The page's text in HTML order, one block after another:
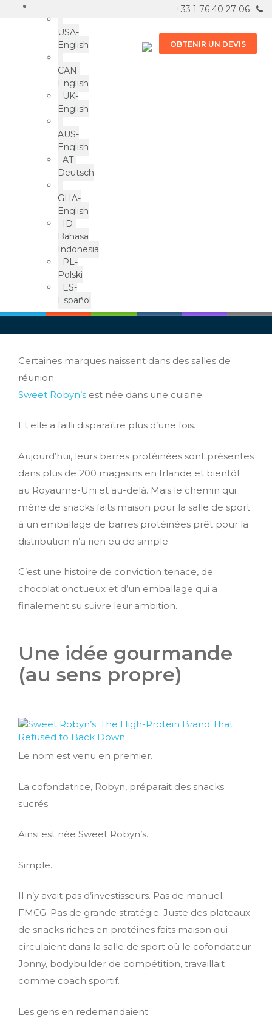
USA-
English
CAN-
English
UK-
English
AUS-
English
AT-
Deutsch
GHA-
English
ID-
Bahasa
Indonesia
PL-
Polski
ES-
Español
+33 1 76 40 27 06
OBTENIR UN DEVIS
Sweet Robyn’s : la marque
de barres protéinées qui a
refusé d’abandonner
Certaines marques naissent dans des salles de
réunion.
Sweet Robyn’s est née dans une cuisine.
Et elle a failli disparaître plus d’une fois.
Aujourd’hui, leurs barres protéinées sont présentes
dans plus de 200 magasins en Irlande et bientôt
au Royaume-Uni et au-delà. Mais le chemin qui
mène de snacks faits maison pour la salle de sport
à un emballage de barres protéinées prêt pour la
distribution n’a rien eu de simple.
C’est une histoire de conviction tenace, de
chocolat onctueux et d’un emballage qui a
finalement su suivre leur ambition.
Une idée gourmande
(au sens propre)
Le nom est venu en premier.
La cofondatrice, Robyn, préparait des snacks
sucrés.
Ainsi est née Sweet Robyn’s.
Simple.
Il n’y avait pas d’investisseurs. Pas de manuel
FMCG. Pas de grande stratégie. Juste des plateaux
de snacks riches en protéines faits maison qui
circulaient dans la salle de sport où le cofondateur
Jonny, bodybuilder de compétition, travaillait
comme coach sportif.
Les gens en redemandaient.